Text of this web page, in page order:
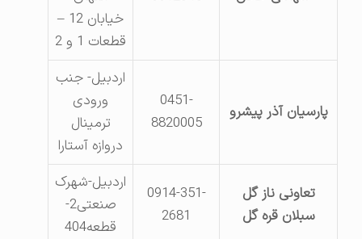
خیابان 12 –
قطعات 1 و 2
پارسیان آذر پیشرو
0451-
8820005
اردبیل- جنب
ورودی
ترمینال
دروازه آستارا
تعاونی ناز گل
سبلان قره گل
0914-351-
2681
اردبیل-شهرک
صنعتی2-
قطعه404